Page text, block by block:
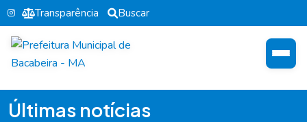
Transparência Buscar
Últimas notícias